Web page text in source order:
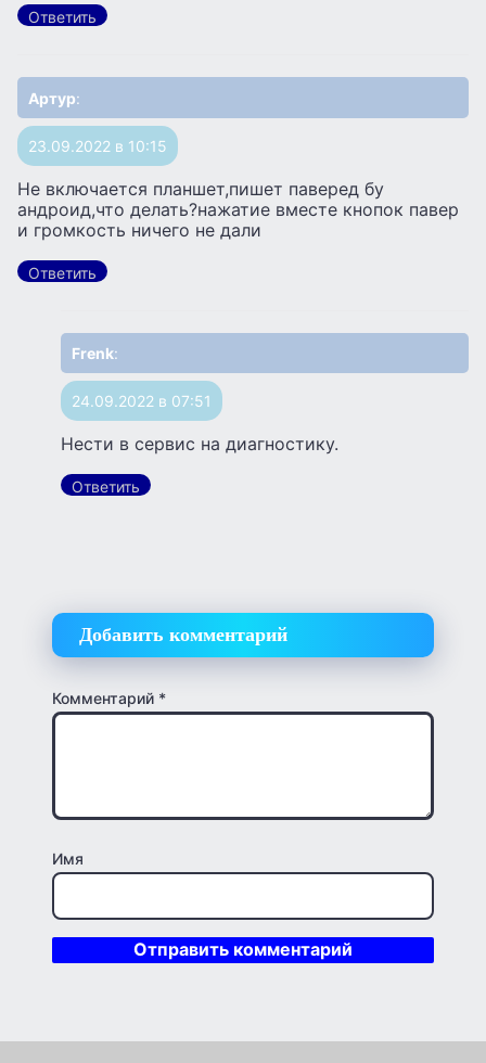
Ответить
Артур:
23.09.2022 в 10:15
Не включается планшет,пишет паверед бу
андроид,что делать?нажатие вместе кнопок павер
и громкость ничего не дали
Ответить
Frenk:
24.09.2022 в 07:51
Нести в сервис на диагностику.
Ответить
Добавить комментарий
Комментарий *
Имя